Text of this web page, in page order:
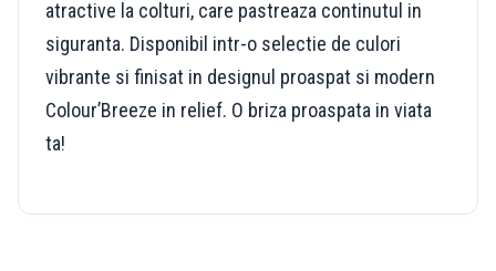
atractive la colturi, care pastreaza continutul in
siguranta. Disponibil intr-o selectie de culori
vibrante si finisat in designul proaspat si modern
Colour’Breeze in relief. O briza proaspata in viata
ta!